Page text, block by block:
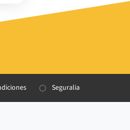
Seguralia